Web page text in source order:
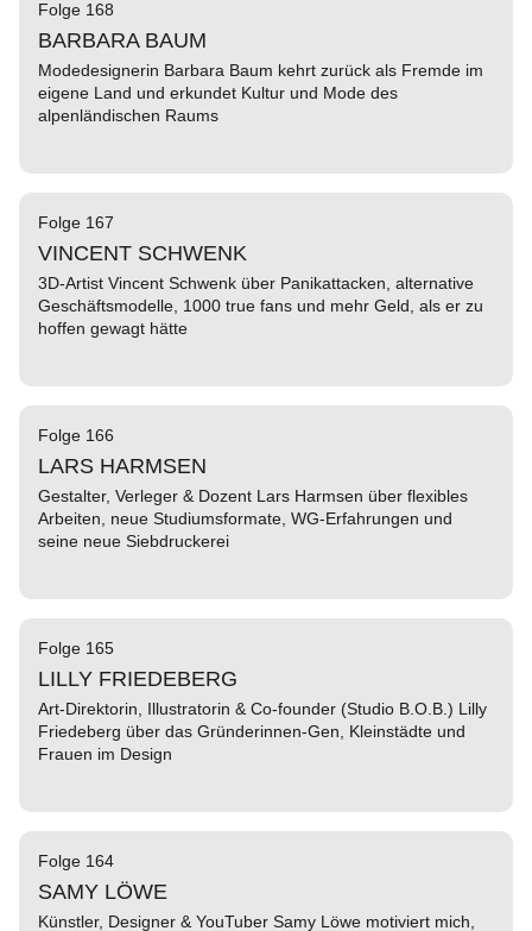
Folge 168
BARBARA BAUM
Modedesignerin Barbara Baum kehrt zurück als Fremde im
eigene Land und erkundet Kultur und Mode des
alpenländischen Raums
Folge 167
VINCENT SCHWENK
3D-Artist Vincent Schwenk über Panikattacken, alternative
Geschäftsmodelle, 1000 true fans und mehr Geld, als er zu
hoffen gewagt hätte
Folge 166
LARS HARMSEN
Gestalter, Verleger & Dozent Lars Harmsen über flexibles
Arbeiten, neue Studiumsformate, WG-Erfahrungen und
seine neue Siebdruckerei
Folge 165
LILLY FRIEDEBERG
Art-Direktorin, Illustratorin & Co-founder (Studio B.O.B.) Lilly
Friedeberg über das Gründerinnen-Gen, Kleinstädte und
Frauen im Design
Folge 164
SAMY LÖWE
Künstler, Designer & YouTuber Samy Löwe motiviert mich,